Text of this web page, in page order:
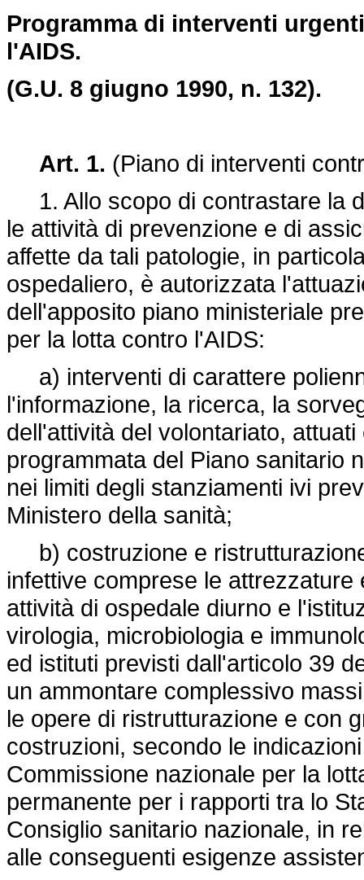
Programma di interventi
l'AIDS.
(G.U. 8 giugno 1990, n. 132).
Art. 1. (Piano di interventi
1. Allo scopo di contrastare la
le attività di prevenzione e di
affette da tali patologie, in
ospedaliero, è autorizzata
dell'apposito piano ministeriale
per la lotta contro l'AIDS:
a) interventi di carattere
l'informazione, la ricerca, la
dell'attività del volontariato,
programmata del Piano sanitario
nei limiti degli stanziamenti ivi
Ministero della sanità;
b) costruzione e
infettive comprese le
attività di ospedale diurno e
virologia, microbiologia e
ed istituti previsti dall'articolo 39
un ammontare complessivo
le opere di ristrutturazione e con
costruzioni, secondo le
Commissione nazionale per la
permanente per i rapporti tra lo
Consiglio sanitario nazionale, in
alle conseguenti esigenze